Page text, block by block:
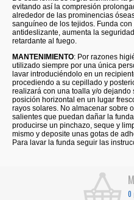
evitando así la compresión
alrededor de las prominencias
sanguíneo de los tejidos. Funda
antideslizante, aumenta la
retardante al fuego.
MANTENIMIENTO: Por razones
utilizado siempre por una única
lavar introduciéndolo en un
procediendo a su cepillado y
realizará con una toalla y/o
posición horizontal en un lugar
rayos solares. No almacenar sobre
salientes que puedan dañar la
producirse un pinchazo, seque y
mismo y deposite unas gotas de
Para lavar la funda seguir las
0